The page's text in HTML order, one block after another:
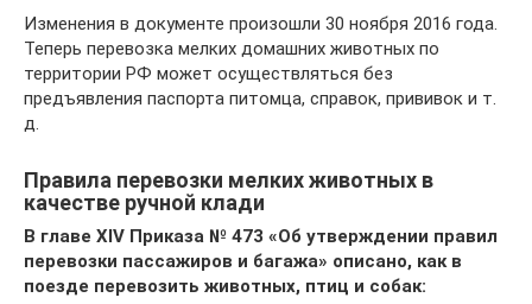
Изменения в документе произошли 30 ноября 2016 года.
Теперь перевозка мелких домашних животных по
территории РФ может осуществляться без
предъявления паспорта питомца, справок, прививок и т.
д.
Правила перевозки мелких животных в
качестве ручной клади
В главе XIV Приказа № 473 «Об утверждении правил
перевозки пассажиров и багажа» описано, как в
поезде перевозить животных, птиц и собак: